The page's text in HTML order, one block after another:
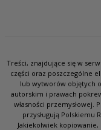
Treści, znajdujące się w
części oraz poszczególne
lub wytworów objętych
autorskim i prawach
własności przemysłowej.
przysługują Polskiemu
Jakiekolwiek